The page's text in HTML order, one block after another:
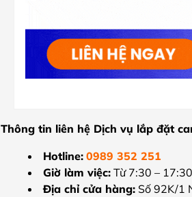
Thông tin liên hệ Dịch vụ lắp đặt
Hotline: 0989 352 251
Giờ làm việc: Từ 7:30 –
Địa chỉ cửa hàng: Số 92K/1